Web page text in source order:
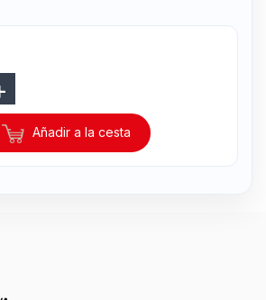
Añadir a la cesta